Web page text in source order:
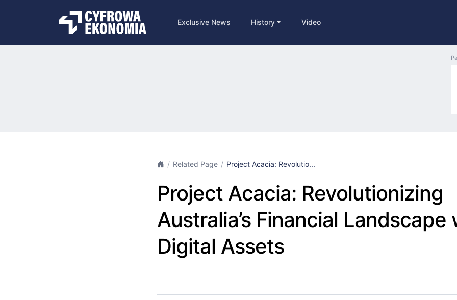
Exclusive News History Video
Related Page Project Acacia: Revolutio...
Project Acacia: Revolutionizing
Australia’s Financial Landscape
Digital Assets